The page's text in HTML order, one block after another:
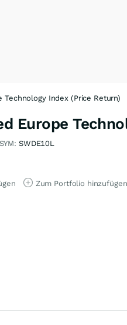
Technology Index (Price Return)
Europe
SYM: SWDE10L
Zum Portfolio hinzufügen